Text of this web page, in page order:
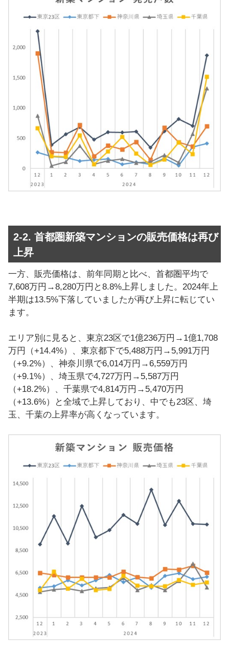
2-2. 首都圏新築マンションの販売価格は再び
上昇
一方、販売価格は、前年同期と比べ、首都圏平均で
7,608万円→8,280万円と8.8%上昇しました。2024年上
半期は13.5%下落していましたが再び上昇に転じてい
ます。
エリア別に見ると、東京23区で1億236万円→1億1,708
万円（+14.4%）、東京都下で5,488万円→5,991万円
（+9.2%）、神奈川県で6,014万円→6,559万円
（+9.1%）、埼玉県で4,727万円→5,587万円
（+18.2%）、千葉県で4,814万円→5,470万円
（+13.6%）と全域で上昇しており、中でも23区、埼
玉、千葉の上昇率が高くなっています。